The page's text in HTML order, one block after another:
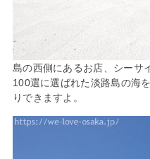
島の西側にあるお店、シーサ
100選に選ばれた淡路島の海
りできますよ。